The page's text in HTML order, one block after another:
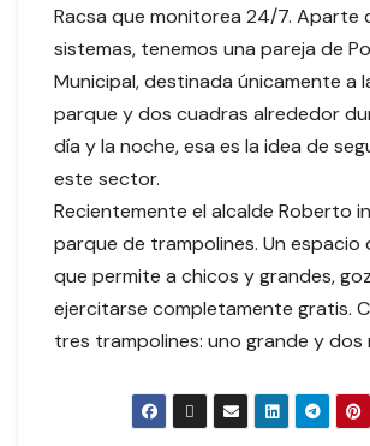
Racsa que monitorea 24/7. Aparte
sistemas, tenemos una pareja de
Municipal, destinada únicamente a
parque y dos cuadras alrededor
día y la noche, esa es la idea de
este sector.
Recientemente el alcalde Roberto
parque de trampolines. Un espacio
que permite a chicos y grandes,
ejercitarse completamente gratis.
tres trampolines: uno grande y dos